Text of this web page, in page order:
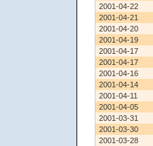
2001-04-22
2001-04-21
2001-04-20
2001-04-19
2001-04-17
2001-04-17
2001-04-16
2001-04-14
2001-04-11
2001-04-05
2001-03-31
2001-03-30
2001-03-28